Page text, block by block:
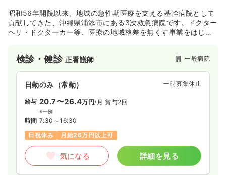
昭和56年開院以来、地域の急性期医療を支える基幹病院として
貢献してきた、沖縄県浦添市にある3次救急病院です。ドクター
ヘリ・ドクターカー等、医療の地域格差を無くす事業をはじ
検診・健診 正看護師 一般病院
日勤のみ（常勤） 一時募集休止
給与 20.7〜26.4万円/月 賞与2回
※一例
時間 7:30～16:30
日祝休み
月給26万円以上可
気になる 詳細を見る